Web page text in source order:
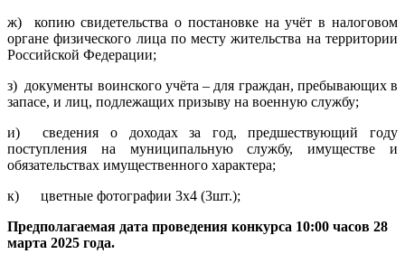
ж) копию свидетельства о постановке на учёт в налоговом
органе физического лица по месту жительства на территории
Российской Федерации;
з) документы воинского учёта – для граждан, пребывающих в
запасе, и лиц, подлежащих призыву на военную службу;
и) сведения о доходах за год, предшествующий году
поступления на муниципальную службу, имуществе и
обязательствах имущественного характера;
к) цветные фотографии 3х4 (3шт.);
Предполагаемая дата проведения конкурса 10:00 часов 28
марта 2025 года.